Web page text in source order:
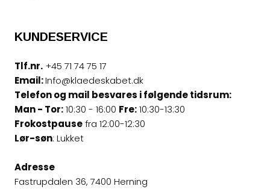
KUNDESERVICE
Tlf.nr. +45 71 74 75 17
Email:Info@klaedeskabet.dk
Telefon og mail besvares i følgende tidsrum:
Man - Tor:10:30 - 16:00 Fre:10:30-13:30
Frokostpausefra 12:00-12:30
Lør-søn: Lukket
Adresse
Fastrupdalen 36, 7400 Herning